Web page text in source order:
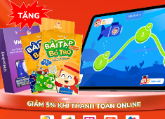
cũng rất quan trọng.
để dạy trẻ về việc đi học
bạn bè, về bài học trên
chương trình giáo dục
bé sẽ tiếp thu việc học